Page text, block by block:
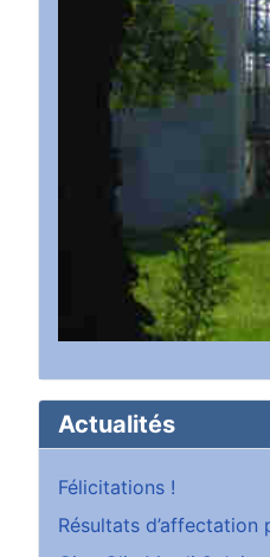
Actualités
Félicitations !
Résultats